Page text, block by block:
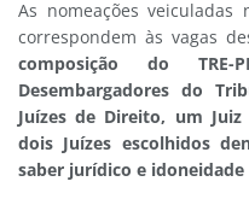
As nomeações
correspondem às vagas
composição do
Desembargadores do
Juízes de Direito, um
dois Juízes escolhidos
saber jurídico e